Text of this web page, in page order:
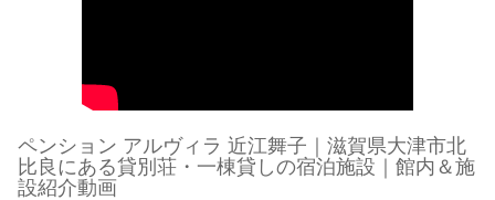
ペンション アルヴィラ 近江舞子｜滋賀県大津市北
比良にある貸別荘・一棟貸しの宿泊施設｜館内＆施
設紹介動画